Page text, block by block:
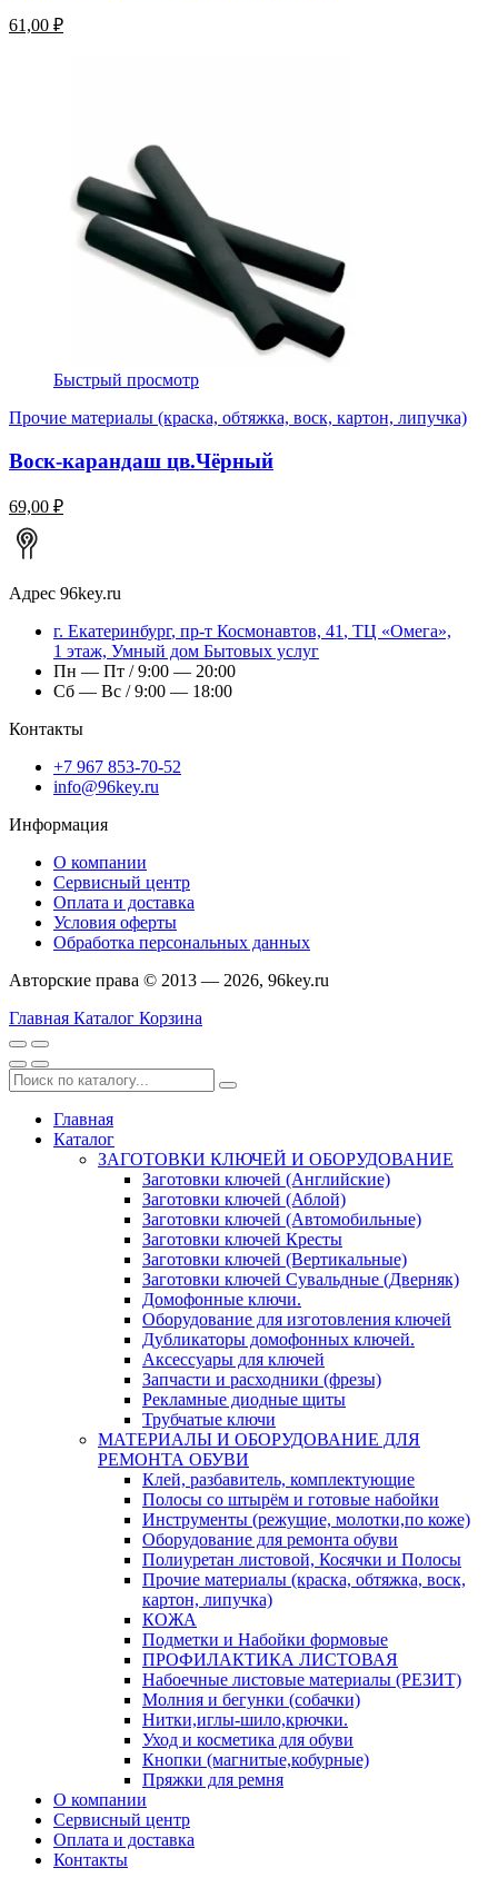
61,00 ₽
Быстрый просмотр
Прочие материалы (краска, обтяжка, воск, картон, липучка)
Воск-карандаш цв.Чёрный
69,00 ₽
Адрес 96key.ru
г. Екатеринбург, пр-т Космонавтов, 41, ТЦ «Омега»,
1 этаж, Умный дом Бытовых услуг
Пн — Пт / 9:00 — 20:00
Сб — Вс / 9:00 — 18:00
Контакты
+7 967 853-70-52
info@96key.ru
Информация
О компании
Сервисный центр
Оплата и доставка
Условия оферты
Обработка персональных данных
Авторские права © 2013 — 2026, 96key.ru
Главная Каталог Корзина
Главная
Каталог
ЗАГОТОВКИ КЛЮЧЕЙ И ОБОРУДОВАНИЕ
Заготовки ключей (Английские)
Заготовки ключей (Аблой)
Заготовки ключей (Автомобильные)
Заготовки ключей Кресты
Заготовки ключей (Вертикальные)
Заготовки ключей Сувальдные (Дверняк)
Домофонные ключи.
Оборудование для изготовления ключей
Дубликаторы домофонных ключей.
Аксессуары для ключей
Запчасти и расходники (фрезы)
Рекламные диодные щиты
Трубчатые ключи
МАТЕРИАЛЫ И ОБОРУДОВАНИЕ ДЛЯ
РЕМОНТА ОБУВИ
Клей, разбавитель, комплектующие
Полосы со штырём и готовые набойки
Инструменты (режущие, молотки,по коже)
Оборудование для ремонта обуви
Полиуретан листовой, Косячки и Полосы
Прочие материалы (краска, обтяжка, воск,
картон, липучка)
КОЖА
Подметки и Набойки формовые
ПРОФИЛАКТИКА ЛИСТОВАЯ
Набоечные листовые материалы (РЕЗИТ)
Молния и бегунки (собачки)
Нитки,иглы-шило,крючки.
Уход и косметика для обуви
Кнопки (магнитые,кобурные)
Пряжки для ремня
О компании
Сервисный центр
Оплата и доставка
Контакты